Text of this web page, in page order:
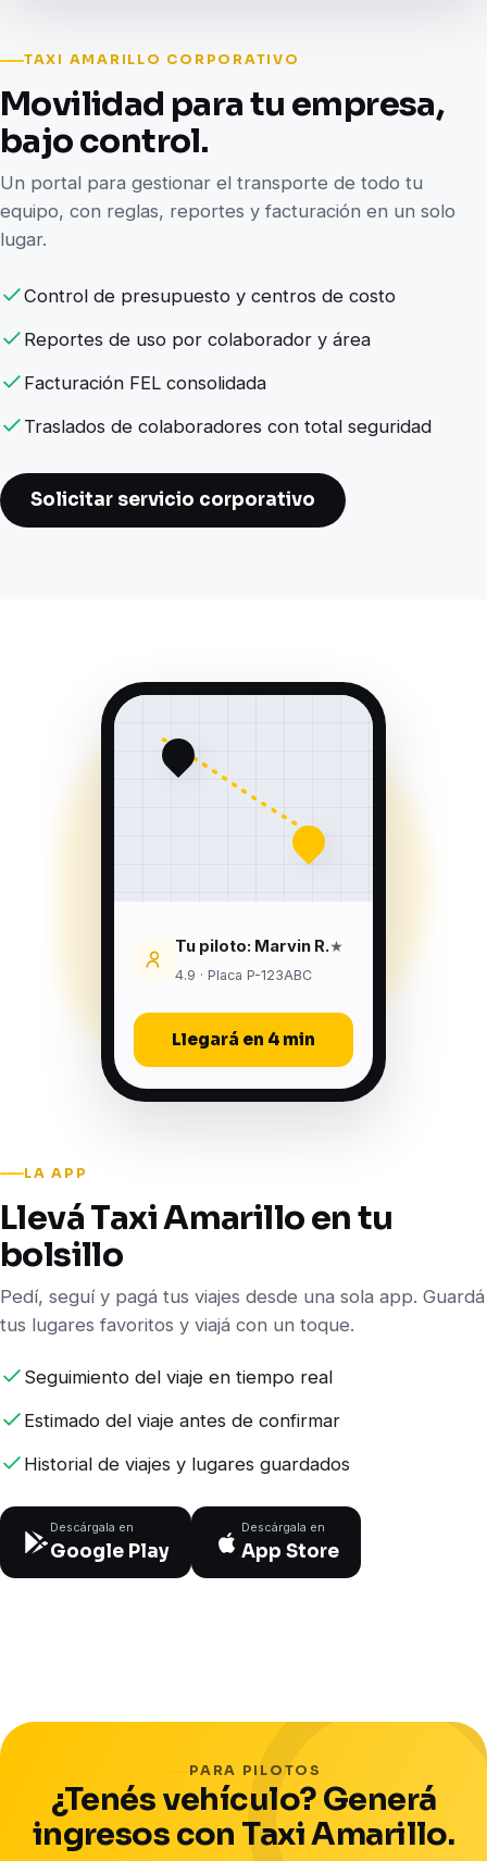
TAXI AMARILLO CORPORATIVO
Movilidad para tu empresa,
bajo control.
Un portal para gestionar el transporte de todo tu
equipo, con reglas, reportes y facturación en un solo
lugar.
Control de presupuesto y centros de costo
Reportes de uso por colaborador y área
Facturación FEL consolidada
Traslados de colaboradores con total seguridad
Solicitar servicio corporativo
Tu piloto: Marvin R.★
4.9 · Placa P-123ABC
Llegará en 4 min
LA APP
Llevá Taxi Amarillo en tu
bolsillo
Pedí, seguí y pagá tus viajes desde una sola app. Guardá
tus lugares favoritos y viajá con un toque.
Seguimiento del viaje en tiempo real
Estimado del viaje antes de confirmar
Historial de viajes y lugares guardados
Descárgala en
Google Play
Descárgala en
App Store
PARA PILOTOS
¿Tenés vehículo? Generá
ingresos con Taxi Amarillo.